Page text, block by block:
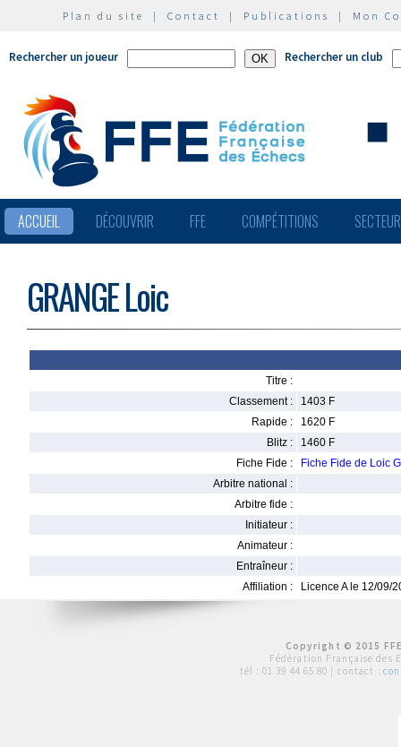
Plan du site | Contact | Publications | Mon
Rechercher un joueur Rechercher un club
ACCUEIL DÉCOUVRIR FFE COMPÉTITIONS
GRANGE Loic
Titre :
Classement :
1403 F
Rapide :
1620 F
Blitz :
1460 F
Fiche Fide :
Fiche Fide de Loic
Arbitre national :
Arbitre fide :
Initiateur :
Animateur :
Entraîneur :
Affiliation :
Licence A le 12/09/
Copyright © 2015
Fédération Française des
tél : 01 39 44 65 80 | contact :